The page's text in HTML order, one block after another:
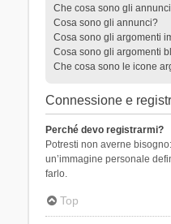
Che cosa sono gli
Cosa sono gli annunci?
Cosa sono gli argomenti
Cosa sono gli argomenti
Che cosa sono le icone
Connessione e
Perché devo registrarmi?
Potresti non averne
un’immagine personale
farlo.
Top